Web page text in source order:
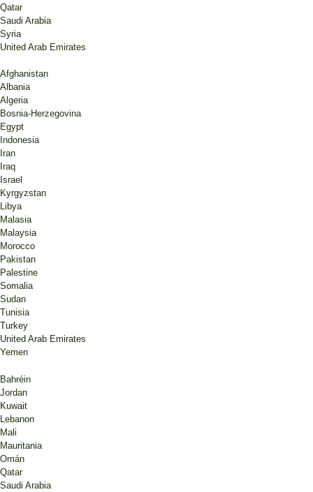
Qatar
Saudi Arabia
Syria
United Arab Emirates
Afghanistan
Albania
Algeria
Bosnia-Herzegovina
Egypt
Indonesia
Iran
Iraq
Israel
Kyrgyzstan
Libya
Malasia
Malaysia
Morocco
Pakistan
Palestine
Somalia
Sudan
Tunisia
Turkey
United Arab Emirates
Yemen
Bahréin
Jordan
Kuwait
Lebanon
Mali
Mauritania
Omán
Qatar
Saudi Arabia